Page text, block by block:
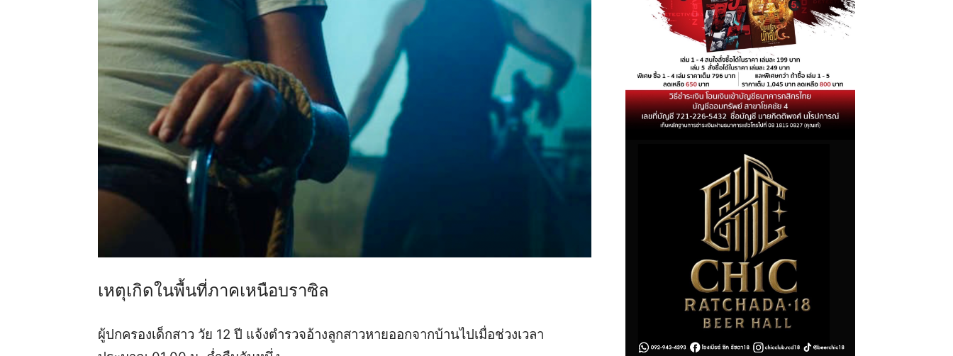
เหตุเกิดในพื้นที่ภาคเหนือบราซิล
ผู้ปกครองเด็กสาว วัย 12 ปี แจ้งตำรวจอ้างลูกสาวหายออกจากบ้านไปเมื่อช่วงเวลา